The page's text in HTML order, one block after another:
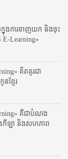
នុងការ​ទាញ​យក និង​ចុះ​
Learning»
គិតគូរជា
ខ្មែរ
គឺជាបំណង
ងកីឡា និងសហភាព